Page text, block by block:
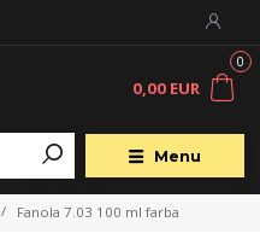
Menu
0
0,00 EUR
Fanola 7.03 100 ml farba